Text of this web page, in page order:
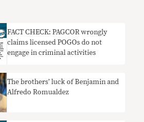
FACT CHECK: PAGCOR wrongly
claims licensed POGOs do not
engage in criminal activities
The brothers’ luck of Benjamin and
Alfredo Romualdez